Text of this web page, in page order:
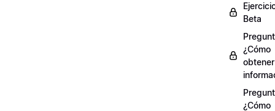
Beta
¿Cómo
obtener
¿Cómo